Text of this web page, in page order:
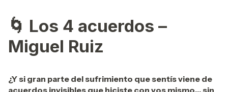
🌀 Los 4 acuerdos –
Miguel Ruiz
¿Y si gran parte del sufrimiento que sentís viene de